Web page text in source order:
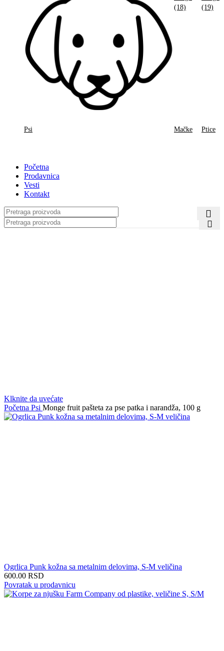
Psi Mačke Ptice
Početna
Prodavnica
Vesti
Kontakt
Klknite da uvećate
Početna Psi Monge fruit pašteta za pse patka i narandža, 100 g
Ogrlica Punk kožna sa metalnim delovima, S-M veličina
600.00 RSD
Povratak u prodavnicu